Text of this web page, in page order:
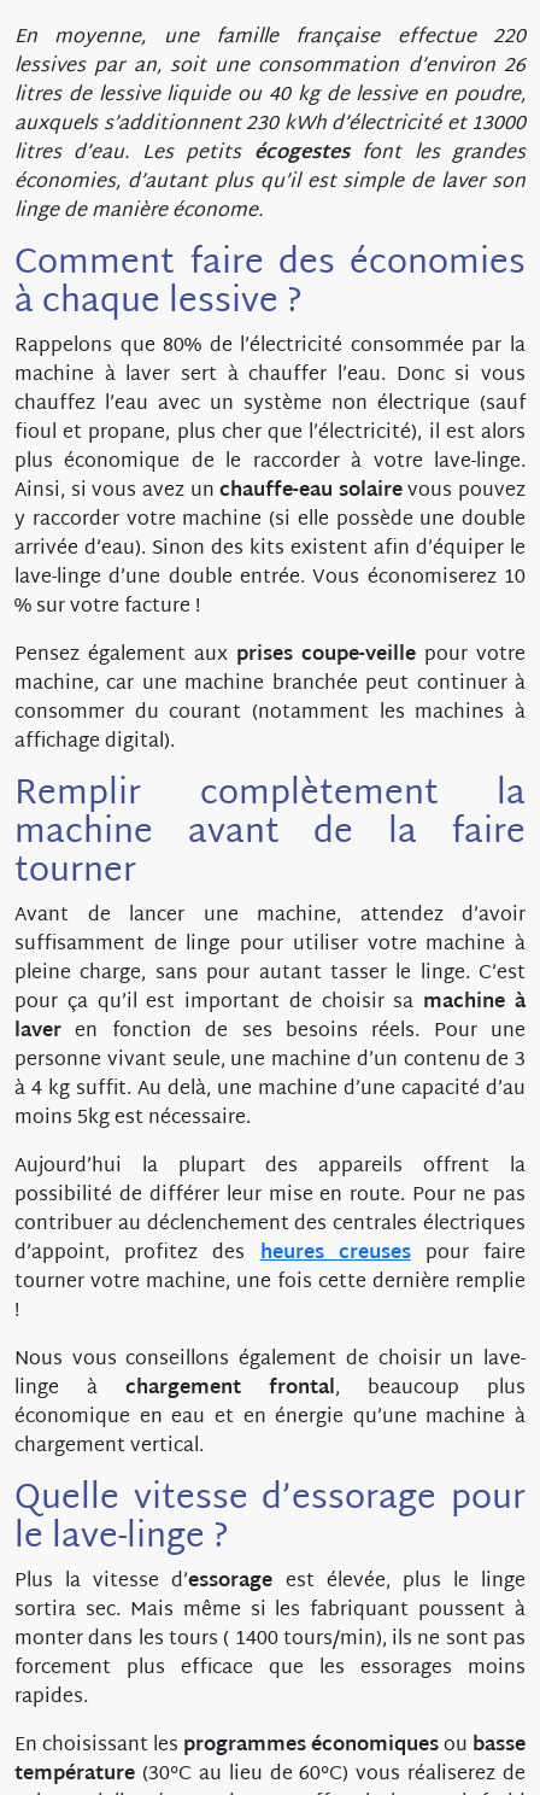
En moyenne, une famille française effectue 220
lessives par an, soit une consommation d’environ 26
litres de lessive liquide ou 40 kg de lessive en poudre,
auxquels s’additionnent 230 kWh d’électricité et 13000
litres d’eau. Les petits écogestesfont les grandes
économies, d’autant plus qu’il est simple de laver son
linge de manière économe.
Comment faire des économies
à chaque lessive ?
Rappelons que 80% de l’électricité consommée par la
machine à laver sert à chauffer l’eau. Donc si vous
chauffez l’eau avec un système non électrique (sauf
fioul et propane, plus cher que l’électricité), il est alors
plus économique de le raccorder à votre lave-linge.
Ainsi, si vous avez unchauffe-eau solairevous pouvez
y raccorder votre machine (si elle possède une double
arrivée d’eau). Sinon des kits existent afin d’équiper le
lave-linge d’une double entrée. Vous économiserez 10
% sur votre facture !
Pensez également aux prises coupe-veille pour votre
machine, car une machine branchée peut continuer à
consommer du courant (notamment les machines à
affichage digital).
Remplir complètement la
machine avant de la faire
tourner
Avant de lancer une machine, attendez d’avoir
suffisamment de linge pour utiliser votre machine à
pleine charge, sans pour autant tasser le linge. C’est
pour ça qu’il est important de choisir sa machine à
laver en fonction de ses besoins réels. Pour une
personne vivant seule, une machine d’un contenu de 3
à 4 kg suffit. Au delà, une machine d’une capacité d’au
moins 5kg est nécessaire.
Aujourd’hui la plupart des appareils offrent la
possibilité de différer leur mise en route. Pour ne pas
contribuer au déclenchement des centrales électriques
d’appoint, profitez desheurescreusespour faire
tourner votre machine, une fois cette dernière remplie
!
Nous vous conseillons également de choisir un lave-
linge à chargement frontal, beaucoup plus
économique en eau et en énergie qu’une machine à
chargement vertical.
Quelle vitesse d’essorage pour
le lave-linge ?
Plus la vitesse d’essorage est élevée, plus le linge
sortira sec. Mais même si les fabriquant poussent à
monter dans les tours ( 1400 tours/min), ils ne sont pas
forcement plus efficace que les essorages moins
rapides.
En choisissant les programmes économiquesou basse
température (30°C au lieu de 60°C) vous réaliserez de